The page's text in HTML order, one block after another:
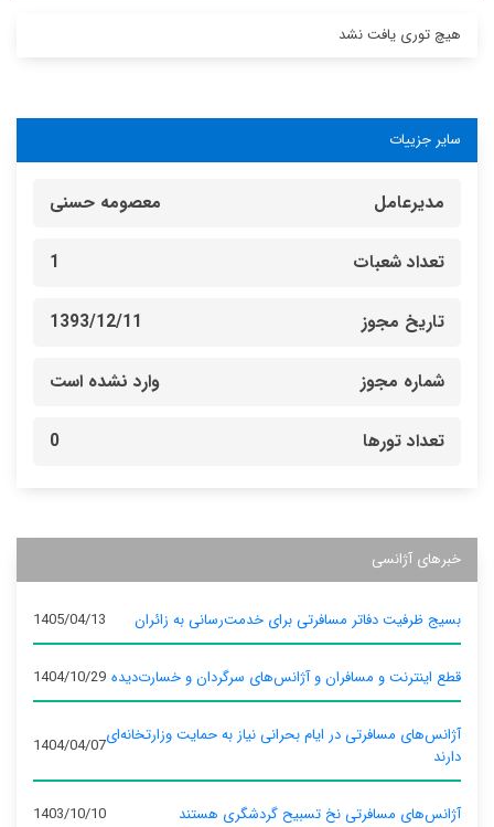
هیچ توری یافت نشد
سایر جزییات
مدیرعامل معصومه حسنی
تعداد شعبات 1
تاریخ مجوز 1393/12/11
شماره مجوز وارد نشده است
تعداد تورها 0
خبرهای آژانسی
بسیج ظرفیت دفاتر مسافرتی برای خدمت‌رسانی به زائران 1405/04/13
قطع اینترنت و مسافران و آژانس‌های سرگردان و خسارت‌دیده 1404/10/29
آژانس‌های مسافرتی در ایام بحرانی نیاز به حمایت وزارتخانه‌ای
دارند
1404/04/07
آژانس‌های مسافرتی نخ تسبیح گردشگری هستند 1403/10/10